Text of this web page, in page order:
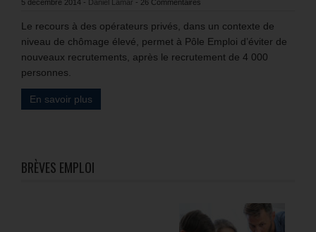
5 décembre 2014 - Daniel Lamar - 26 Commentaires
Le recours à des opérateurs privés, dans un contexte de
niveau de chômage élevé, permet à Pôle Emploi d’éviter de
nouveaux recrutements, après le recrutement de 4 000
personnes.
En savoir plus
BRÈVES EMPLOI